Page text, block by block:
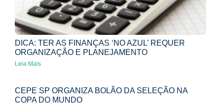
DICA: TER AS FINANÇAS ‘NO AZUL’ REQUER
ORGANIZAÇÃO E PLANEJAMENTO
Leia Mais
CEPE SP ORGANIZA BOLÃO DA SELEÇÃO NA
COPA DO MUNDO